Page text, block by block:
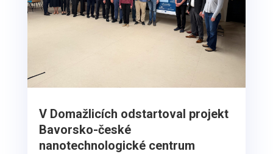
V Domažlicích odstartoval projekt
Bavorsko-české
nanotechnologické centrum